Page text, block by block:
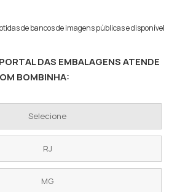
de bancos de imagens públicas e disponível
DAS EMBALAGENS ATENDE
BOMBINHA:
Selecione
RJ
MG